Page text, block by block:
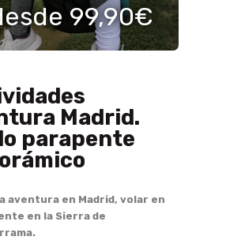
99,90€
Madrid.
parapente
aventura en Madrid, volar en
en la Sierra de